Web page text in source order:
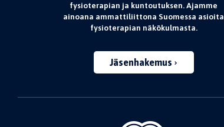
fysioterapian ja kuntoutuksen. Ajamme
ainoana ammattiliittona Suomessa asioita
fysioterapian näkökulmasta.
Jäsenhakemus